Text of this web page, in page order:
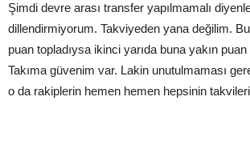
Şimdi devre arası transfer yapılmamalı
dillendirmiyorum. Takviyeden yana değilim.
puan topladıysa ikinci yarıda buna yakın
Takıma güvenim var. Lakin unutulmaması
o da rakiplerin hemen hemen hepsinin